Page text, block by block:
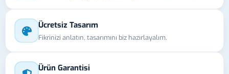
Ücretsiz Tasarım
Fikrinizi anlatın, tasarımını biz hazırlayalım.
Ürün Garantisi